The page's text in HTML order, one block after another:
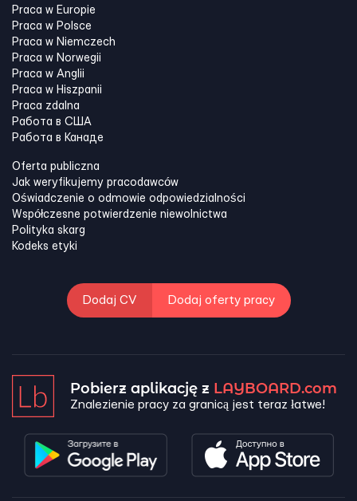
Praca w Europie
Praca w Polsce
Praca w Niemczech
Praca w Norwegii
Praca w Anglii
Praca w Hiszpanii
Praca zdalna
Работа в США
Работа в Канадe
Oferta publiczna
Jak weryfikujemy pracodawców
Oświadczenie o odmowie odpowiedzialności
Współczesne potwierdzenie niewolnictwa
Polityka skarg
Kodeks etyki
Dodaj CV Dodaj oferty pracy
Pobierz aplikację z LAYBOARD.com
Znalezienie pracy za granicą jest teraz łatwe!